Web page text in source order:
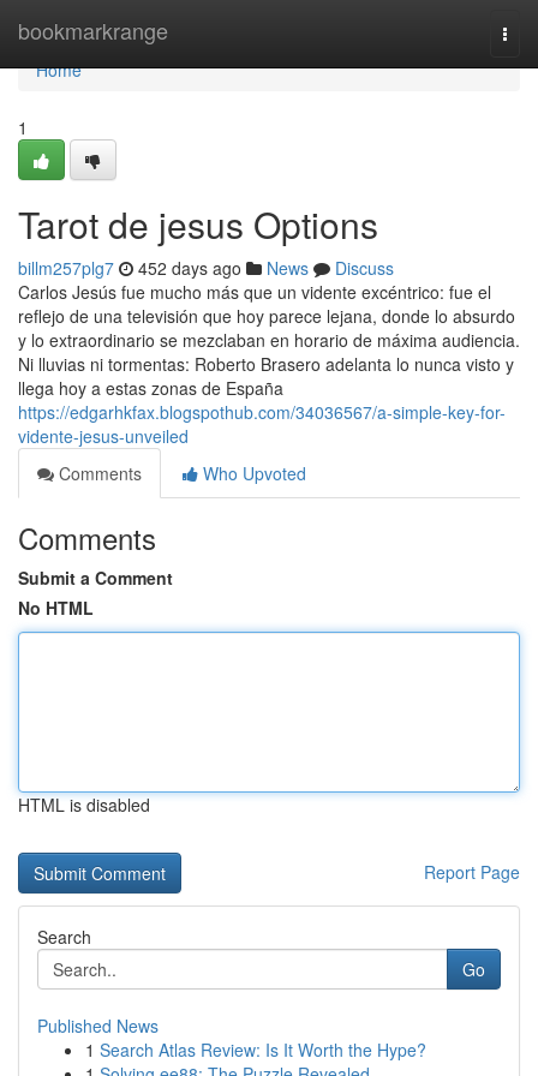
bookmarkrange
Home
Home
1
Tarot de jesus Options
billm257plg7 452 days ago News
Discuss
Carlos Jesús fue mucho más que un vidente excéntrico: fue el
reflejo de una televisión que hoy parece lejana, donde lo absurdo
y lo extraordinario se mezclaban en horario de máxima audiencia.
Ni lluvias ni tormentas: Roberto Brasero adelanta lo nunca visto y
llega hoy a estas zonas de España
https://edgarhkfax.blogspothub.com/34036567/a-simple-key-for-
vidente-jesus-unveiled
Comments
Who Upvoted
Comments
Submit a Comment
No HTML
HTML is disabled
Report Page
Search
Go
Published News
1 Search Atlas Review: Is It Worth the Hype?